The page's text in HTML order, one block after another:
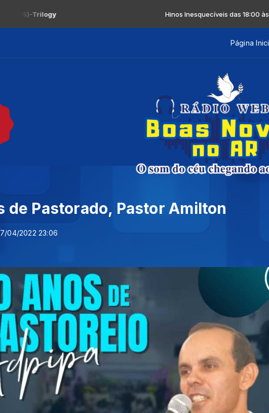
Hinos Inesquecíveis das 18:00 às 00:00 -
Página
de Pastorado, Pastor Amilton
04/2022 23:06